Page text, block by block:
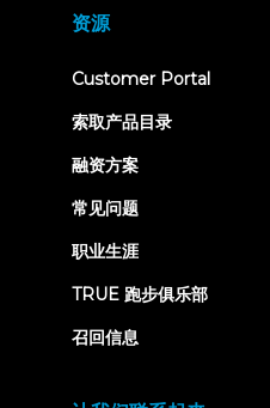
资源
Customer Portal(opens
索取产品目录
融资方案
常见问题
职业生涯
TRUE 跑步俱乐部
召回信息